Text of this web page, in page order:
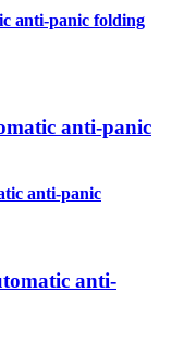
anti-panic
anti-